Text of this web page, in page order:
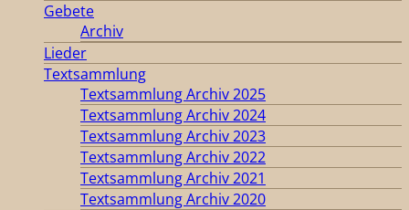
Gebete
Archiv
Lieder
Textsammlung
Textsammlung Archiv 2025
Textsammlung Archiv 2024
Textsammlung Archiv 2023
Textsammlung Archiv 2022
Textsammlung Archiv 2021
Textsammlung Archiv 2020